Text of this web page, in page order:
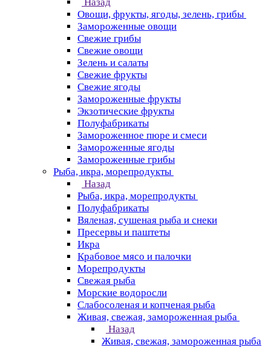
Овощи, фрукты, ягоды, зелень, грибы
Замороженные овощи
Свежие грибы
Свежие овощи
Зелень и салаты
Свежие фрукты
Свежие ягоды
Замороженные фрукты
Экзотические фрукты
Полуфабрикаты
Замороженное пюре и смеси
Замороженные ягоды
Замороженные грибы
Рыба, икра, морепродукты
Назад
Рыба, икра, морепродукты
Полуфабрикаты
Вяленая, сушеная рыба и снеки
Пресервы и паштеты
Икра
Крабовое мясо и палочки
Морепродукты
Свежая рыба
Морские водоросли
Слабосоленая и копченая рыба
Живая, свежая, замороженная рыба
Назад
Живая, свежая, замороженная рыба